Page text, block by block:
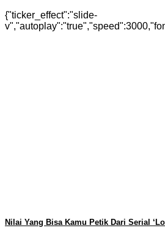
{"ticker_effect":"slide-
Nilai Yang Bisa Kamu Petik Dari Serial